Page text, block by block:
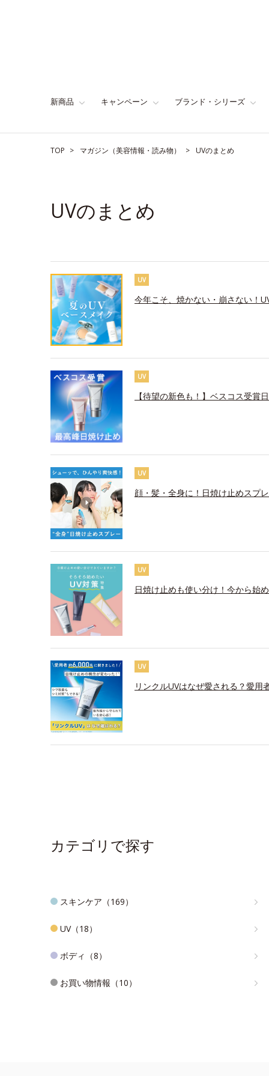
新商品 キャンペーン ブランド・シリーズ
TOP マガジン（美容情報・読み物） UVのまとめ
UVのまとめ
UV
今年こそ、焼かない・崩さない！
UV
【待望の新色も！】ベスコス受賞
UV
顔・髪・全身に！日焼け止めスプ
UV
日焼け止めも使い分け！今から始
UV
リンクルUVはなぜ愛される？愛
カテゴリで探す
スキンケア（169）
UV（18）
ボディ（8）
お買い物情報（10）